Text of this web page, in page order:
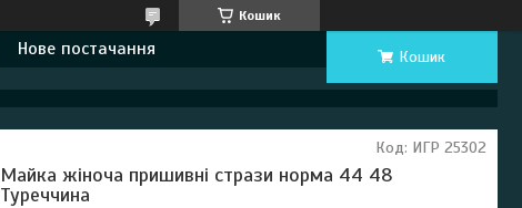
Кошик
Нове постачання Кошик
Майка жіноча пришивні стрази норма 44 48
Туреччина
Код: ИГР 25302